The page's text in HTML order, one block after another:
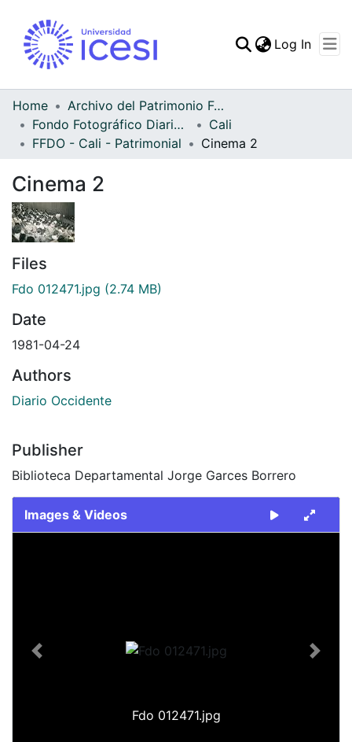
Statistics
Log In
Home
Archivo del Patrimonio Fotográfico y Fílmico del Valle del Cauca
Fondo Fotográfico Diario Occidente
Cali
FFDO - Cali - Patrimonial
Cinema 2
Cinema 2
Files
Fdo 012471.jpg (2.74 MB)
Date
1981-04-24
Authors
Diario Occidente
Publisher
Biblioteca Departamental Jorge Garces Borrero
Images & Videos
Fdo 012471.jpg
Previous Next